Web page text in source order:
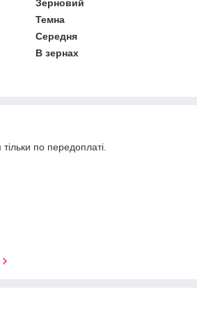
Зерновий
Темна
Середня
В зернах
по передоплаті.